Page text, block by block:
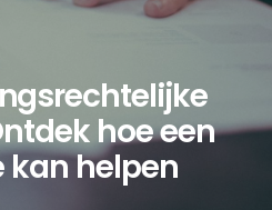
hoe een
kan helpen